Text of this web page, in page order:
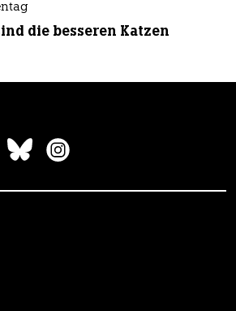
die besseren Katzen